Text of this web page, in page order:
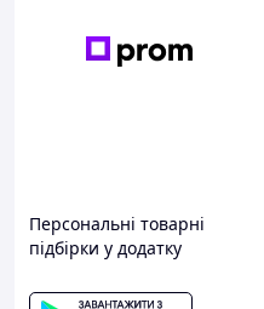
Персональні товарні
підбірки у додатку